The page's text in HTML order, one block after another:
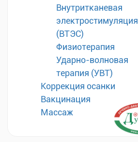
Внутритканевая
электростимуляция
(ВТЭС)
Физиотерапия
Ударно-волновая
терапия (УВТ)
Коррекция осанки
Вакцинация
Массаж